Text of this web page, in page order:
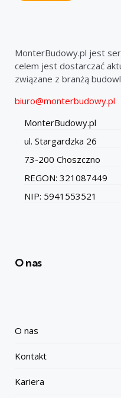
MonterBudowy.pl jest
celem jest dostarczać
związane z branżą
biuro@monterbudowy.pl
MonterBudowy.pl
ul. Stargardzka 26
73-200 Choszczno
REGON: 321087449
NIP: 5941553521
O nas
O nas
Kontakt
Kariera